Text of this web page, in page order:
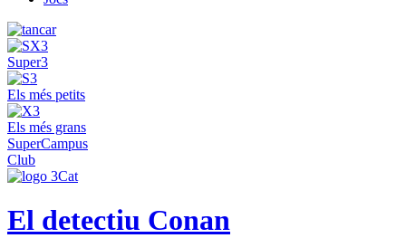
Super3
Els més petits
Els més grans
SuperCampus
Club
El detectiu Conan